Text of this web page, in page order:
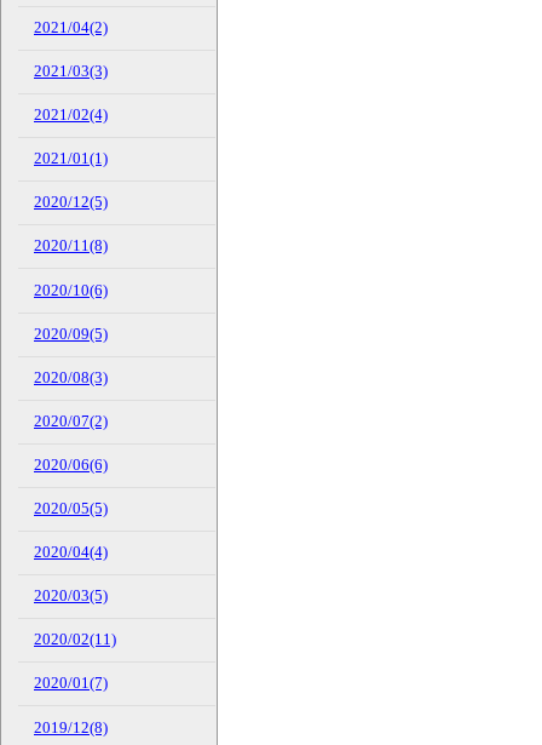
2021/04(2)
2021/03(3)
2021/02(4)
2021/01(1)
2020/12(5)
2020/11(8)
2020/10(6)
2020/09(5)
2020/08(3)
2020/07(2)
2020/06(6)
2020/05(5)
2020/04(4)
2020/03(5)
2020/02(11)
2020/01(7)
2019/12(8)